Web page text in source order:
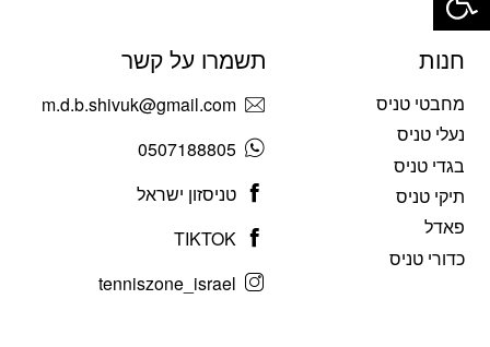
חנות
מחבטי טניס
נעלי טניס
בגדי טניס
תיקי טניס
פאדל
כדורי טניס
תשמרו על קשר
m.d.b.shivuk@gmail.com
0507188805
טניסזון ישראל
TIKTOK
tenniszone_israel